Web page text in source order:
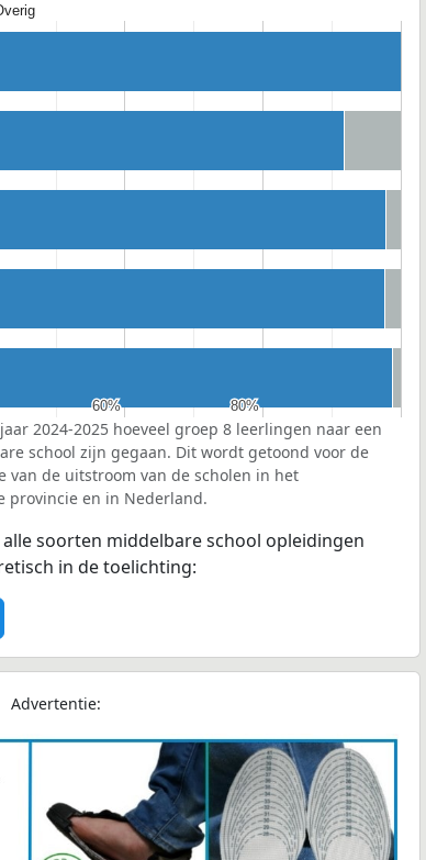
60%
60% 80%
80%
2024-2025 hoeveel groep 8 leerlingen naar een
school zijn gegaan. Dit wordt getoond voor de
van de uitstroom van de scholen in het
provincie en in Nederland.
soorten middelbare school opleidingen
in de toelichting:
Advertentie: